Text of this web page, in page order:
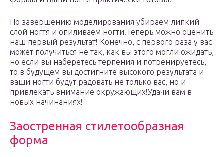
По завершению моделирования убираем липкий
слой ногтя и опиливаем ногти.Теперь можно оценить
наш первый результат! Конечно, с первого раза у вас
может получиться не так, как вы этого могли ожидать,
но если вы наберетесь терпения и потренируетесь,
то в будущем вы достигните высокого результата и
ваши ногти будут радовать не только вас, но и
привлекать внимание окружающих!Удачи вам в
новых начинаниях!
Заостренная стилетообразная
форма